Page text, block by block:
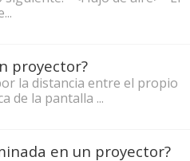
proyector?
la distancia entre el propio
de la pantalla ...
en un proyector?